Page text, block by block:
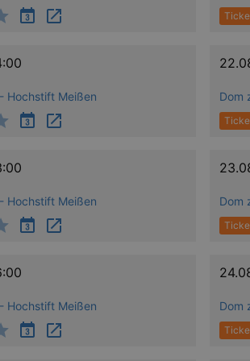
Hochstift Meißen Dom
Hochstift Meißen Dom
Hochstift Meißen Dom
3
1 year
This cookie carries out information about how
visiting the said website.
months
whether visitors have given or withdrawn
from being set in the users browser, when
has a normal lifespan of one year, so that